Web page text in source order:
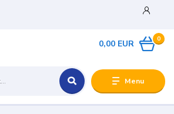
Menu
0
0,00 EUR